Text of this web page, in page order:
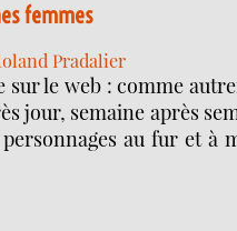
femmes
Pradalier
sur le web : comme
jour, semaine après
au fur et à